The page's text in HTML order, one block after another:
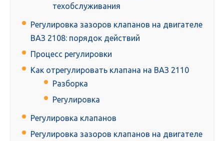
техобслуживания
Регулировка зазоров клапанов на двигателе
ВАЗ 2108: порядок действий
Процесс регулировки
Как отрегулировать клапана на ВАЗ 2110
Разборка
Регулировка
Регулировка клапанов
Регулировка зазоров клапанов на двигателе